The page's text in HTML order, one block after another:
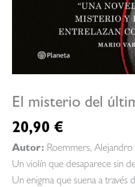
El misterio del
20,90 €
Autor: Roemmers, Alejandro
Un violín que desaparece sin
Un enigma que suena a través